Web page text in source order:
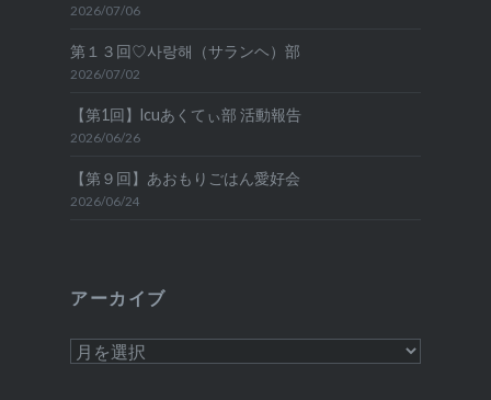
2026/07/06
第１３回♡사랑해（サランヘ）部
2026/07/02
【第1回】lcuあくてぃ部 活動報告
2026/06/26
【第９回】あおもりごはん愛好会
2026/06/24
アーカイブ
ア